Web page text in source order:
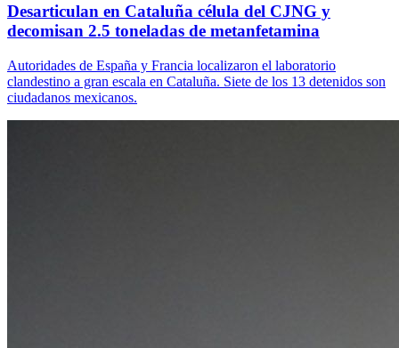
Desarticulan en Cataluña célula del CJNG y
decomisan 2.5 toneladas de metanfetamina
Autoridades de España y Francia localizaron el laboratorio
clandestino a gran escala en Cataluña. Siete de los 13 detenidos son
ciudadanos mexicanos.